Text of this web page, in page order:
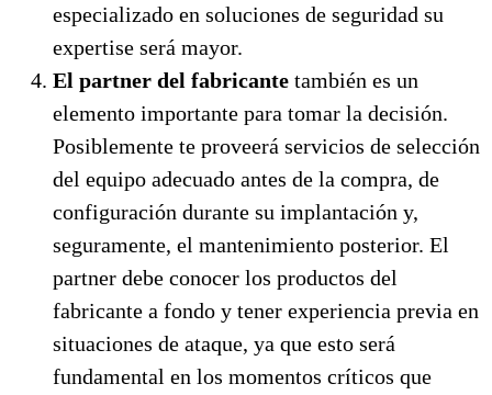
especializado en soluciones de seguridad su
expertise será mayor.
El partner del fabricante también es un
elemento importante para tomar la decisión.
Posiblemente te proveerá servicios de selección
del equipo adecuado antes de la compra, de
configuración durante su implantación y,
seguramente, el mantenimiento posterior. El
partner debe conocer los productos del
fabricante a fondo y tener experiencia previa en
situaciones de ataque, ya que esto será
fundamental en los momentos críticos que